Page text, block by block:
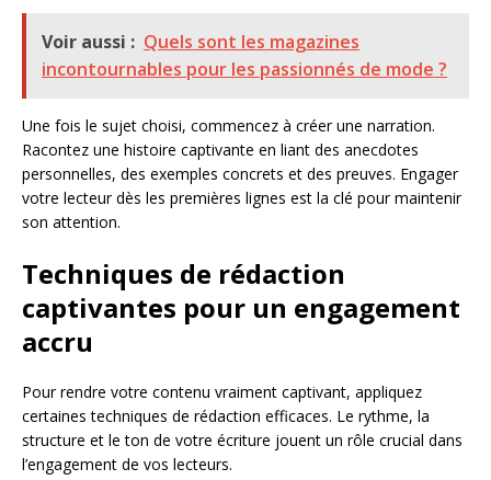
Voir aussi : Quels sont les magazines
incontournables pour les passionnés de mode ?
Une fois le sujet choisi, commencez à créer une narration.
Racontez une histoire captivante en liant des anecdotes
personnelles, des exemples concrets et des preuves. Engager
votre lecteur dès les premières lignes est la clé pour maintenir
son attention.
Techniques de rédaction
captivantes pour un engagement
accru
Pour rendre votre contenu vraiment captivant, appliquez
certaines techniques de rédaction efficaces. Le rythme, la
structure et le ton de votre écriture jouent un rôle crucial dans
l’engagement de vos lecteurs.